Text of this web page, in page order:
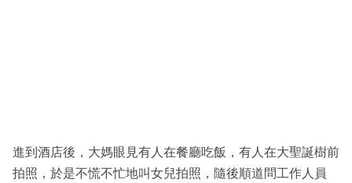
進到酒店後，大媽眼見有人在餐廳吃飯，有人在大聖誕樹前
拍照，於是不慌不忙地叫女兒拍照，隨後順道問工作人員